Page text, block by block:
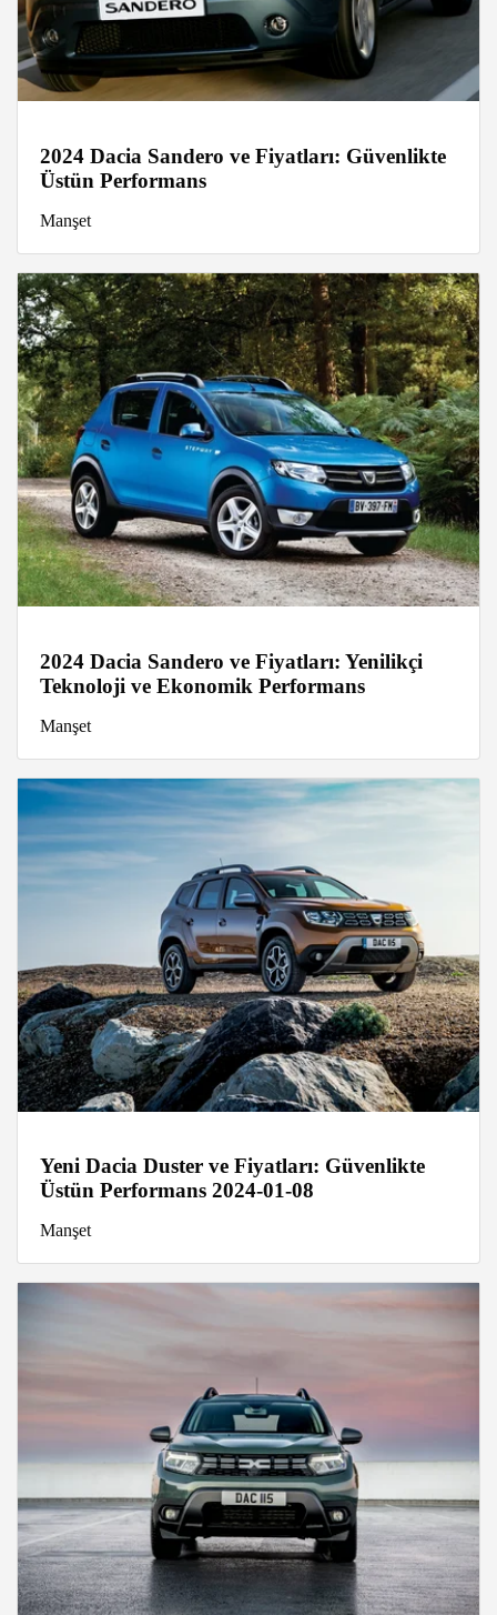
2024 Dacia Sandero ve Fiyatları: Güvenlikte
Üstün Performans
Manşet
2024 Dacia Sandero ve Fiyatları: Yenilikçi
Teknoloji ve Ekonomik Performans
Manşet
Yeni Dacia Duster ve Fiyatları: Güvenlikte
Üstün Performans 2024-01-08
Manşet